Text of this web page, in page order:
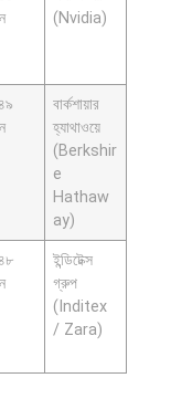
(Nvidia)
বার্কশায়ার
হ্যাথাওয়ে
(Berkshir
e
Hathaw
ay)
ইন্ডিটেক্স
গ্রুপ
(Inditex
/ Zara)